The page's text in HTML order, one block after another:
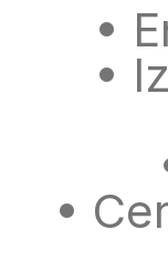
•
•
•